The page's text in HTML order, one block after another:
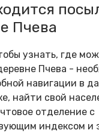
Пчева
узнать, где
Пчева -
навигации в
найти свой
отделение с
индексом и